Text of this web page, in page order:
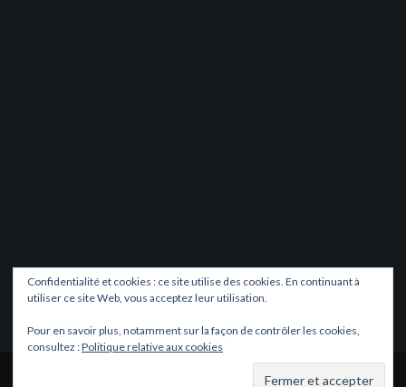
ThèmeOria
Confidentialité et cookies : ce site utilise des cookies. En continuant à
utiliser ce site Web, vous acceptez leur utilisation.
Pour en savoir plus, notamment sur la façon de contrôler les cookies,
consultez :Politique relative aux cookies